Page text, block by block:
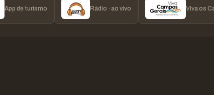
App de turismo Rádio · ao vivo Viva os